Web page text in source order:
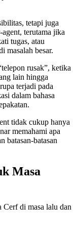
tetapi juga
terutama jika
tugas, atau
masalah besar.
rusak”, ketika
lain hingga
terjadi pada
dalam bahasa
tidak cukup hanya
memahami apa
batasan-batasan
Masa
Cerf di masa lalu dan